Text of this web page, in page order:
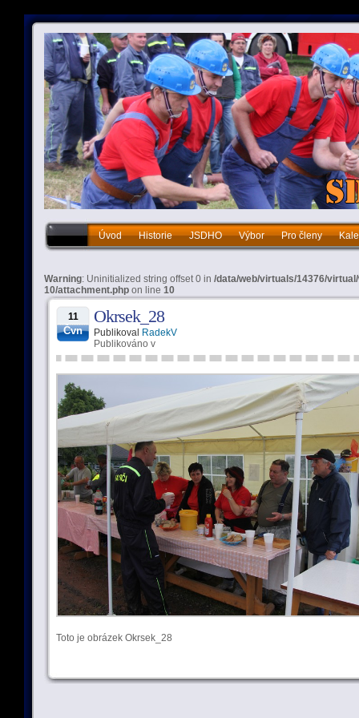
Úvod Historie JSDHO Výbor Pro členy
Warning: Uninitialized string offset 0 in /data/web/virtuals/14376/
10/attachment.php on line 10
11
Čvn
Okrsek_28
Publikoval RadekV
Publikováno v
Toto je obrázek Okrsek_28